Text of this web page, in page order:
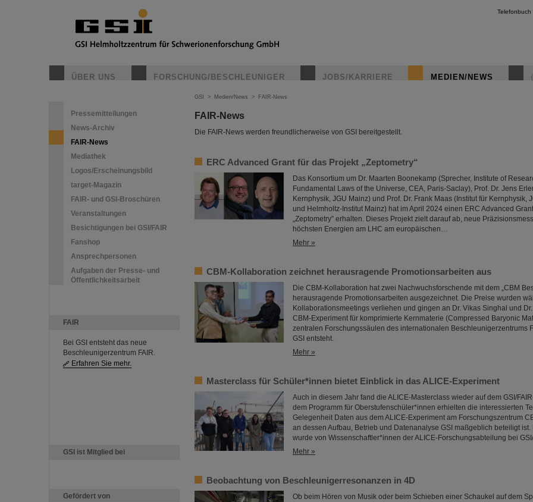
Telefonbuch
ÜBER UNS FORSCHUNG/BESCHLEUNIGER JOBS/KARRIERE MEDIEN/NEWS
Pressemitteilungen
News-Archiv
FAIR-News
Mediathek
Logos/Erscheinungsbild
target-Magazin
FAIR- und GSI-Broschüren
Veranstaltungen
Besichtigungen bei GSI/FAIR
Fanshop
Ansprechpersonen
Aufgaben der Presse- und
Öffentlichkeitsarbeit
FAIR
Bei GSI entsteht das neue
Beschleunigerzentrum FAIR.
Erfahren Sie mehr.
GSI ist Mitglied bei
Gefördert von
GSI > Medien/News > FAIR-News
FAIR-News
Die FAIR-News werden freundlicherweise von GSI bereitgestellt.
ERC Advanced Grant für das Projekt „Zeptometry“
Das Konsortium um Dr. Maarten Boonekamp (Sprecher, Institute of
Fundamental Laws of the Universe, CEA, Paris-Saclay), Prof. Dr. Jens
Kernphysik, JGU Mainz) und Prof. Dr. Frank Maas (Institut für Kernphysik,
und Helmholtz-Institut Mainz) hat im April 2024 einen ERC Advanced
„Zeptometry” erhalten. Dieses Projekt zielt darauf ab, neue
höchsten Energien am LHC am europäischen…
Mehr »
CBM-Kollaboration zeichnet herausragende Promotionsarbeiten aus
Die CBM-Kollaboration hat zwei Nachwuchsforschende mit dem „CBM
herausragende Promotionsarbeiten ausgezeichnet. Die Preise wurden
Kollaborationsmeetings verliehen und gingen an Dr. Vikas Singhal und
CBM-Experiment für komprimierte Kernmaterie (Compressed Baryonic
zentralen Forschungssäulen des internationalen Beschleunigerzentrums
GSI entsteht.
Mehr »
Masterclass für Schüler*innen bietet Einblick in das ALICE-Experiment
Auch in diesem Jahr fand die ALICE-Masterclass wieder auf dem GSI/
dem Programm für Oberstufenschüler*innen erhielten die interessierten
Gelegenheit Daten aus dem ALICE-Experiment am Forschungszentrum
an dessen Aufbau, Betrieb und Datenanalyse GSI maßgeblich beteiligt ist.
wurde von Wissenschaftler*innen der ALICE-Forschungsabteilung bei
Mehr »
Beobachtung von Beschleunigerresonanzen in 4D
Ob beim Hören von Musik oder beim Schieben einer Schaukel auf dem